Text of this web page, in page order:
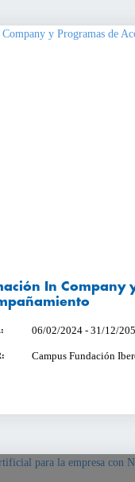
In Company
06/02/2024 - 31/12/
Campus Fundación